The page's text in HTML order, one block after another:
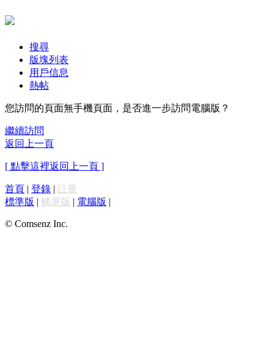
搜尋
版塊列表
用戶信息
熱帖
您訪問的頁面無手機頁面，是否進一步訪問電腦版？
繼續訪問
返回上一頁
[ 點擊這裡返回上一頁 ]
首頁 | 登錄 | 註冊
標準版 | 觸屏版 | 電腦版 |
© Comsenz Inc.